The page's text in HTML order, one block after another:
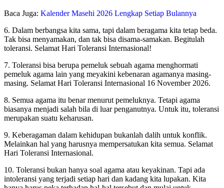
Baca Juga: Kalender Masehi 2026 Lengkap Setiap Bulannya
6. Dalam berbangsa kita sama, tapi dalam beragama kita tetap beda.
Tak bisa menyamakan, dan tak bisa disama-samakan. Begitulah
toleransi. Selamat Hari Toleransi Internasional!
7. Toleransi bisa berupa pemeluk sebuah agama menghormati
pemeluk agama lain yang meyakini kebenaran agamanya masing-
masing. Selamat Hari Toleransi Internasional 16 November 2026.
8. Semua agama itu benar menurut pemeluknya. Tetapi agama
biasanya menjadi salah bila di luar penganutnya. Untuk itu, toleransi
merupakan suatu keharusan.
9. Keberagaman dalam kehidupan bukanlah dalih untuk konflik.
Melainkan hal yang harusnya mempersatukan kita semua. Selamat
Hari Toleransi Internasional.
10. Toleransi bukan hanya soal agama atau keyakinan. Tapi ada
intoleransi yang terjadi setiap hari dan kadang kita lupakan. Kita